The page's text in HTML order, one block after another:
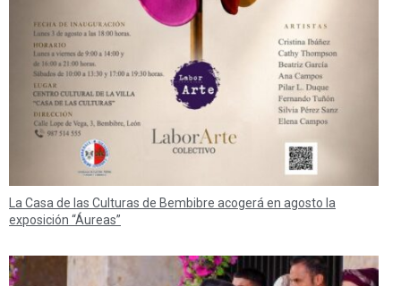
La Casa de las Culturas de Bembibre acogerá en agosto la
exposición “Áureas”